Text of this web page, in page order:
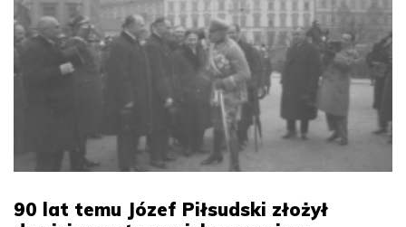
90 lat temu Józef Piłsudski złożył